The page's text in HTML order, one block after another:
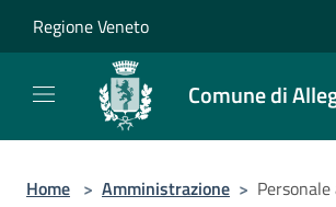
Regione Veneto
Comune di
Home > Amministrazione >